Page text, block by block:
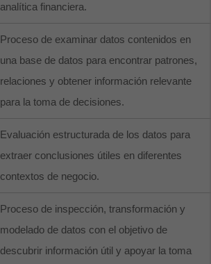
analítica financiera.
Proceso de examinar datos contenidos en
una base de datos para encontrar patrones,
relaciones y obtener información relevante
para la toma de decisiones.
Evaluación estructurada de los datos para
extraer conclusiones útiles en diferentes
contextos de negocio.
Proceso de inspección, transformación y
modelado de datos con el objetivo de
descubrir información útil y apoyar la toma